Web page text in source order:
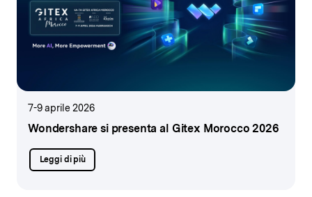
7-9 aprile 2026
Wondershare si presenta al Gitex Morocco 2026
Leggi di più